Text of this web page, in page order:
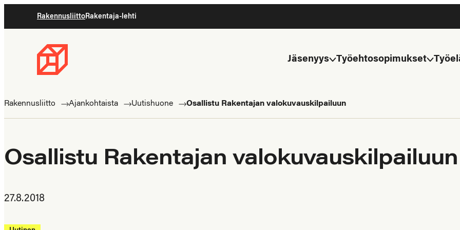
suoraan
RakennusliittoRakentaja-lehti
Rakennusliitto
ammattilaisten
Jäsenyys Työehtosopimukset
Rakennusliitto Ajankohtaista Uutishuone Osallistu Rakentajan valokuvauskilpailuun
Osallistu Rakentajan valokuvauskilpailuun
27.8.2018